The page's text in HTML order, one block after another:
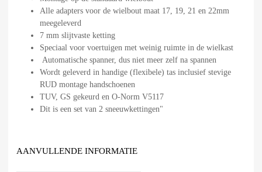
Alle adapters voor de wielbout maat 17, 19, 21 en 22mm
meegeleverd
7 mm slijtvaste ketting
Speciaal voor voertuigen met weinig ruimte in de wielkast
Automatische spanner, dus niet meer zelf na spannen
Wordt geleverd in handige (flexibele) tas inclusief stevige
RUD montage handschoenen
TUV, GS gekeurd en O-Norm V5117
Dit is een set van 2 sneeuwkettingen"
AANVULLENDE INFORMATIE